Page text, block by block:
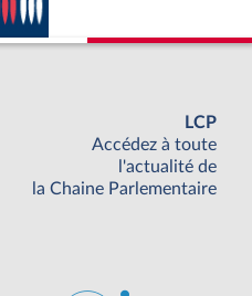
LCP
Accédez à toute
l'actualité de
la Chaine Parlementaire